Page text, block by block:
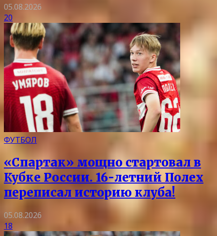
05.08.2026
20
ФУТБОЛ
«Спартак» мощно стартовал в
Кубке России. 16-летний Полех
переписал историю клуба!
05.08.2026
18